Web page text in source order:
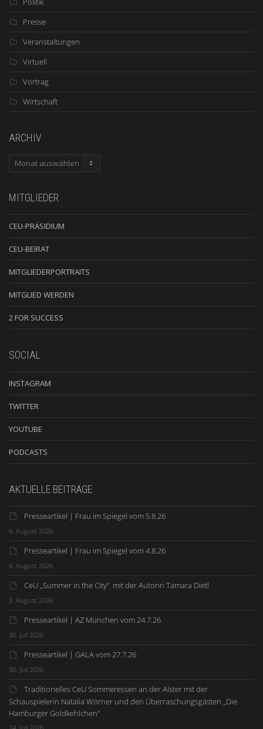
Presse
Veranstaltungen
Virtuell
Vortrag
Wirtschaft
ARCHIV
ARCHIV
MITGLIEDER
CEU-PRÄSIDIUM
CEU-BEIRAT
MITGLIEDERPORTRAITS
MITGLIED WERDEN
2 FOR SUCCESS
SOCIAL
INSTAGRAM
TWITTER
YOUTUBE
PODCASTS
AKTUELLE BEITRÄGE
Presseartikel | Frau im Spiegel vom 5.8.26
6. August 2026
Presseartikel | Frau im Spiegel vom 4.8.26
4. August 2026
CeU „Summer in the City“ mit der Autorin Tamara Dietl
3. August 2026
Presseartikel | AZ München vom 24.7.26
30. Juli 2026
Presseartikel | GALA vom 27.7.26
30. Juli 2026
Traditionelles CeU Sommeressen an der Alster mit der
Schauspielerin Natalia Wörner und den Überraschungsgästen „Die
Hamburger Goldkehlchen“